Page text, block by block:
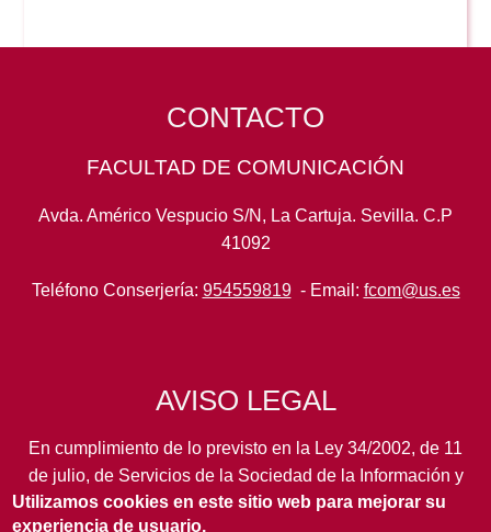
CONTACTO
FACULTAD DE COMUNICACIÓN
Avda. Américo Vespucio S/N, La Cartuja. Sevilla. C.P
41092
Teléfono Conserjería: 954559819- Email: fcom@us.es
AVISO LEGAL
En cumplimiento de lo previsto en la Ley 34/2002, de 11
de julio, de Servicios de la Sociedad de la Información y
de Comercio Electrónico, así como en otras normas de
Utilizamos cookies en este sitio web para mejorar su
experiencia de usuario.